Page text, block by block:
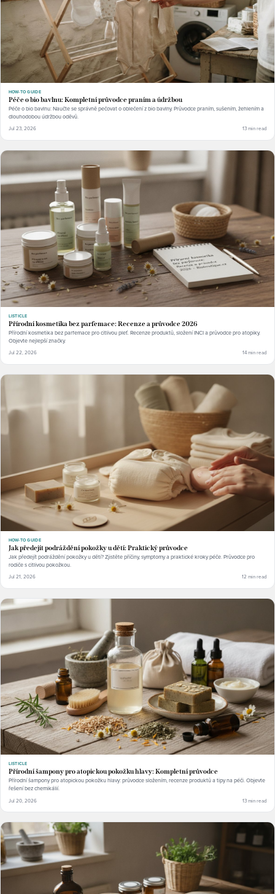
HOW-TO GUIDE
Péče o bio bavlnu: Kompletní průvodce praním a údržbou
Péče o bio bavlnu: Naučte se správně pečovat o oblečení z bio bavlny. Průvodce praním, sušením, žehlením a
dlouhodobou údržbou oděvů.
Jul 23, 2026 13 min read
LISTICLE
Přírodní kosmetika bez parfemace: Recenze a průvodce 2026
Přírodní kosmetika bez parfemace pro citlivou pleť. Recenze produktů, složení INCI a průvodce pro atopiky.
Objevte nejlepší značky.
Jul 22, 2026 14 min read
HOW-TO GUIDE
Jak předejít podráždění pokožky u dětí: Praktický průvodce
Jak předejít podráždění pokožky u dětí? Zjistěte příčiny, symptomy a praktické kroky péče. Průvodce pro
rodiče s citlivou pokožkou.
Jul 21, 2026 12 min read
LISTICLE
Přírodní šampony pro atopickou pokožku hlavy: Kompletní průvodce
Přírodní šampony pro atopickou pokožku hlavy: průvodce složením, recenze produktů a tipy na péči. Objevte
řešení bez chemikálií.
Jul 20, 2026 13 min read